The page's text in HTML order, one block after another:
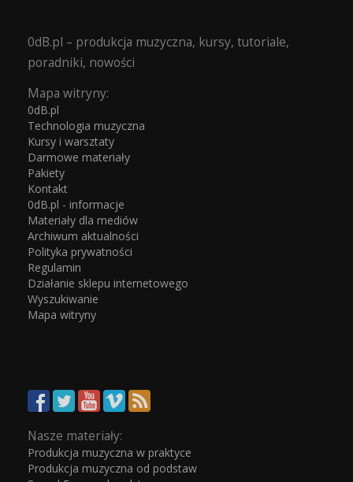
0dB.pl – produkcja muzyczna, kursy, tutoriale,
poradniki, nowości
Mapa witryny:
0dB.pl
Technologia muzyczna
Kursy i warsztaty
Darmowe materiały
Pakiety
Kontakt
0dB.pl - informacje
Materiały dla mediów
Archiwum aktualności
Polityka prywatności
Regulamin
Działanie sklepu internetowego
Wyszukiwanie
Mapa witryny
Nasze materiały:
Produkcja muzyczna w praktyce
Produkcja muzyczna od podstaw